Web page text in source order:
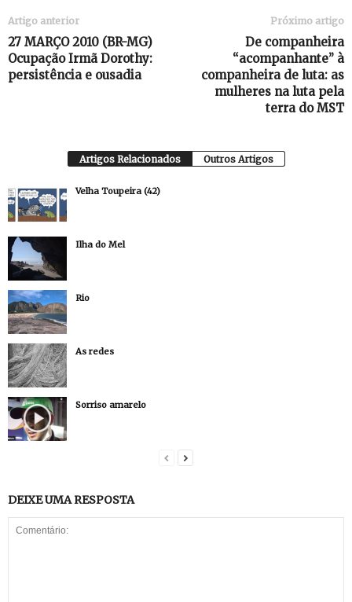
Artigo anterior
27 MARÇO 2010 (BR-MG)
Ocupação Irmã Dorothy:
persistência e ousadia
Próximo artigo
De companheira
“acompanhante” à
companheira de luta: as
mulheres na luta pela
terra do MST
Artigos Relacionados Outros Artigos
Velha Toupeira (42)
Ilha do Mel
Rio
As redes
Sorriso amarelo
DEIXE UMA RESPOSTA